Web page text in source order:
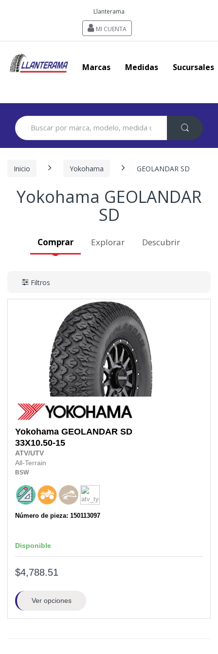
Llanterama
MI CUENTA
Marcas Medidas Sucursales
Search
for:
Inicio Yokohama GEOLANDAR SD
Yokohama GEOLANDAR
SD
Comprar Explorar Descubrir
Filtros
Yokohama GEOLANDAR SD
33X10.50-15
ATV/UTV
All-Terrain
BSW
Número de pieza: 150113097
Disponible
$4,788.51
Ver opciones